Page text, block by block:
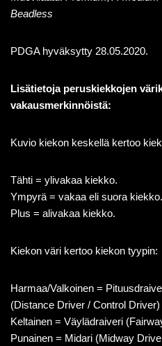
Beadless
PDGA hyväksytty 28.05.2020.
Lisätietoja peruskiekkojen
vakausmerkinnöistä:
Kuvio kiekon keskellä kertoo
Tähti = ylivakaa kiekko.
Ympyrä = vakaa eli suora kiekko.
Plus = alivakaa kiekko.
Kiekon väri kertoo kiekon tyypin:
Harmaa/Valkoinen =
(Distance Driver / Control Driver)
Keltainen = Väylädraiveri
Punainen = Midari (Midway